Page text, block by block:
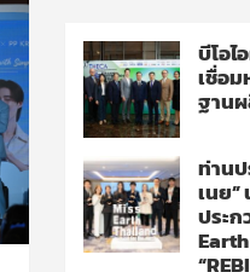
บีโอ
เชื่อ
ฐาน
ท่านป
เนย
ประก